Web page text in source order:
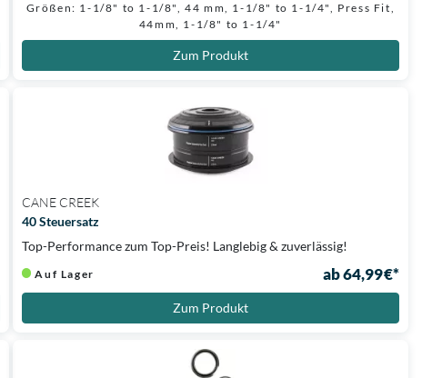
Größen: 1-1/8" to 1-1/8", 44 mm, 1-1/8" to 1-1/4", Press Fit,
44mm, 1-1/8" to 1-1/4"
Zum Produkt
CANE CREEK
40 Steuersatz
Top-Performance zum Top-Preis! Langlebig & zuverlässig!
Auf Lager ab 64,99 €*
Zum Produkt